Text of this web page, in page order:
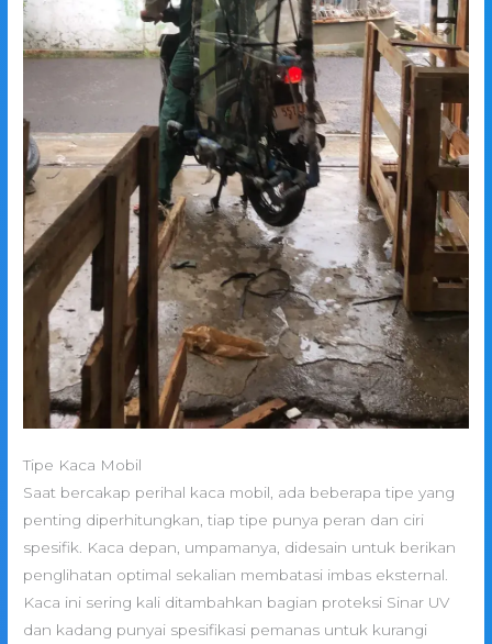
Tipe Kaca Mobil
Saat bercakap perihal kaca mobil, ada beberapa tipe yang
penting diperhitungkan, tiap tipe punya peran dan ciri
spesifik. Kaca depan, umpamanya, didesain untuk berikan
penglihatan optimal sekalian membatasi imbas eksternal.
Kaca ini sering kali ditambahkan bagian proteksi Sinar UV
dan kadang punyai spesifikasi pemanas untuk kurangi